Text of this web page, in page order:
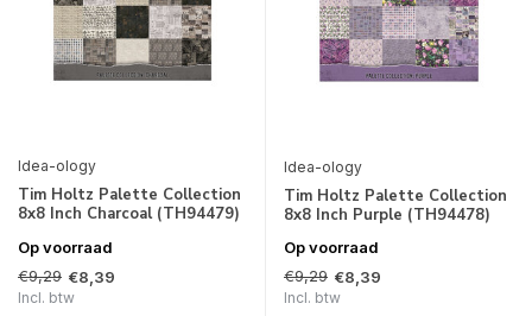
Idea-ology
Tim Holtz Palette Collection
8x8 Inch Charcoal (TH94479)
Op voorraad
€9,29 €8,39
Incl. btw
Idea-ology
Tim Holtz Palette Collection
8x8 Inch Purple (TH94478)
Op voorraad
€9,29 €8,39
Incl. btw